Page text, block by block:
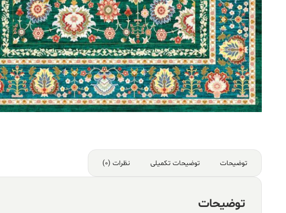
توضیحات توضیحات تکمیلی نظرات (0)
توضیحات